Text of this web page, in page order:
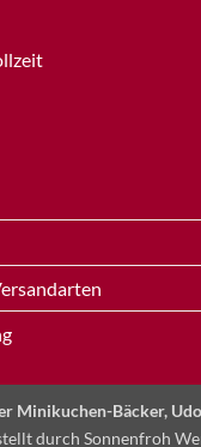
Minikuchen-Bäcker,
durch Sonnenfroh